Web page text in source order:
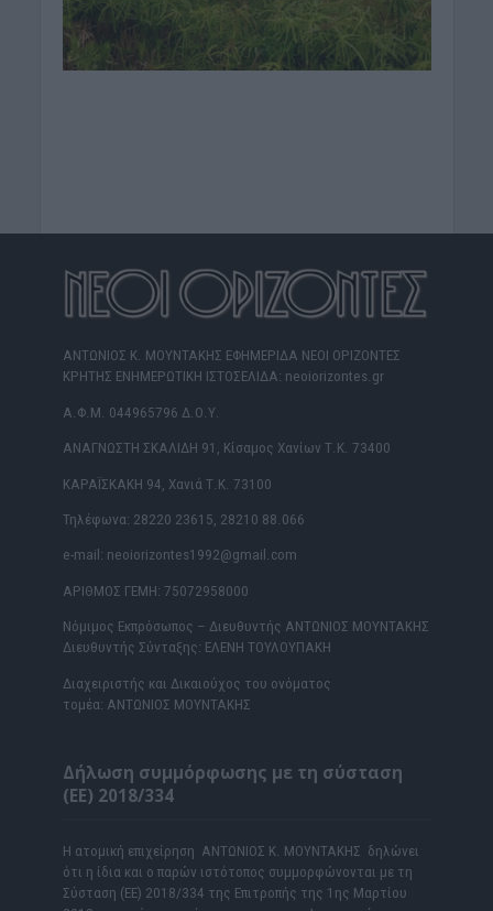
ΑΝΤΩΝΙΟΣ Κ. ΜΟΥΝΤΑΚΗΣ ΕΦΗΜΕΡΙΔΑ ΝΕΟΙ ΟΡΙΖΟΝΤΕΣ
ΚΡΗΤΗΣ ΕΝΗΜΕΡΩΤΙΚΗ ΙΣΤΟΣΕΛΙΔΑ: neoiorizontes.gr
Α.Φ.Μ. 044965796 Δ.Ο.Υ.
ΑΝΑΓΝΩΣΤΗ ΣΚΑΛΙΔΗ 91, Κίσαμος Χανίων Τ.Κ. 73400
ΚΑΡΑΪΣΚΑΚΗ 94, Χανιά Τ.Κ. 73100
Τηλέφωνα: 28220 23615, 28210 88.066
e-mail: neoiorizontes1992@gmail.com
ΑΡΙΘΜΟΣ ΓΕΜΗ: 75072958000
Νόμιμος Εκπρόσωπος – Διευθυντής ΑΝΤΩΝΙΟΣ ΜΟΥΝΤΑΚΗΣ
Διευθυντής Σύνταξης: ΕΛΕΝΗ ΤΟΥΛΟΥΠΑΚΗ
Διαχειριστής και Δικαιούχος του ονόματος
τομέα: ΑΝΤΩΝΙΟΣ ΜΟΥΝΤΑΚΗΣ
Δήλωση συμμόρφωσης με τη σύσταση
(ΕΕ) 2018/334
Η ατομική επιχείρηση ΑΝΤΩΝΙΟΣ Κ. ΜΟΥΝΤΑΚΗΣ δηλώνει
ότι η ίδια και ο παρών ιστότοπος συμμορφώνονται με τη
Σύσταση (ΕΕ) 2018/334 της Επιτροπής της 1ης Μαρτίου